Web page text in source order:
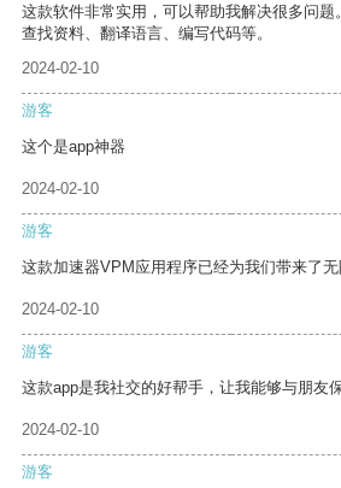
这款软件非常实用，可以帮助我解决很多问
查找资料、翻译语言、编写代码等。
2024-02-10
游客
这个是app神器
2024-02-10
游客
这款加速器VPM应用程序已经为我们带来了无
2024-02-10
游客
这款app是我社交的好帮手，让我能够与朋友
2024-02-10
游客